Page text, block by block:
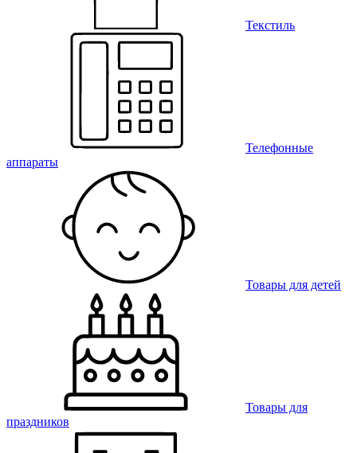
Текстиль
Телефонные
аппараты
Товары для детей
Товары для
праздников